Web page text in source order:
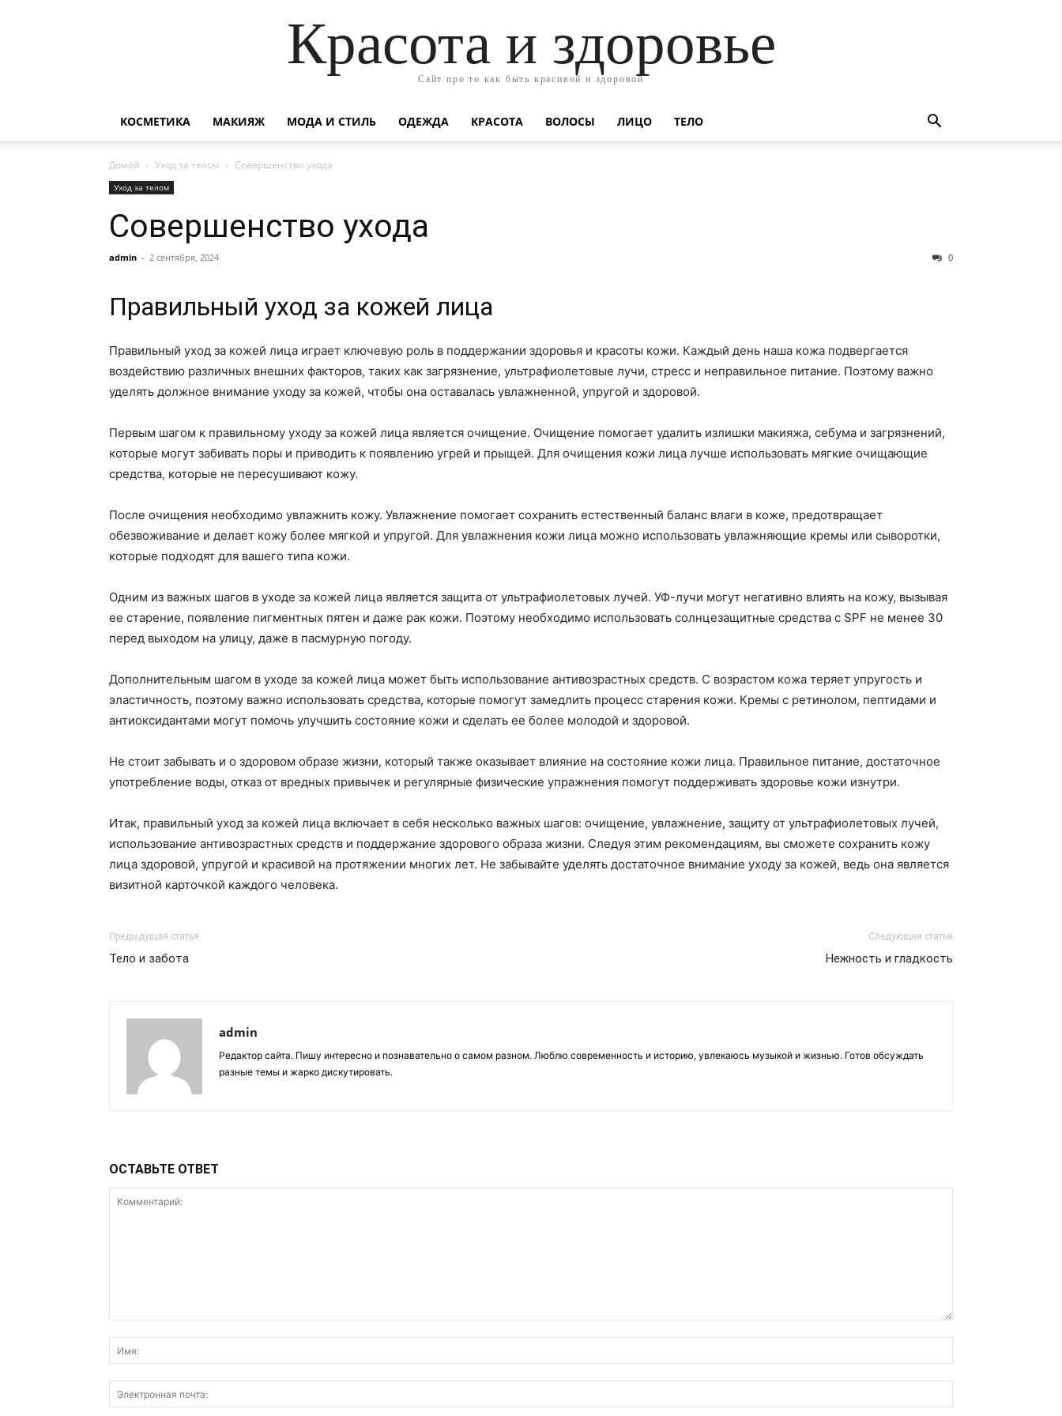
Красота и здоровье
Сайт про то как быть красивой и здоровой
КОСМЕТИКА МАКИЯЖ МОДА И СТИЛЬ ОДЕЖДА КРАСОТА ВОЛОСЫ ЛИЦО ТЕЛО
Домой Уход за телом Совершенство ухода
Уход за телом
Совершенство ухода
admin - 2 сентября, 2024 0
Правильный уход за кожей лица
Правильный уход за кожей лица играет ключевую роль в поддержании здоровья и красоты кожи. Каждый день наша кожа подвергается
воздействию различных внешних факторов, таких как загрязнение, ультрафиолетовые лучи, стресс и неправильное питание. Поэтому важно
уделять должное внимание уходу за кожей, чтобы она оставалась увлажненной, упругой и здоровой.
Первым шагом к правильному уходу за кожей лица является очищение. Очищение помогает удалить излишки макияжа, себума и загрязнений,
которые могут забивать поры и приводить к появлению угрей и прыщей. Для очищения кожи лица лучше использовать мягкие очищающие
средства, которые не пересушивают кожу.
После очищения необходимо увлажнить кожу. Увлажнение помогает сохранить естественный баланс влаги в коже, предотвращает
обезвоживание и делает кожу более мягкой и упругой. Для увлажнения кожи лица можно использовать увлажняющие кремы или сыворотки,
которые подходят для вашего типа кожи.
Одним из важных шагов в уходе за кожей лица является защита от ультрафиолетовых лучей. УФ-лучи могут негативно влиять на кожу, вызывая
ее старение, появление пигментных пятен и даже рак кожи. Поэтому необходимо использовать солнцезащитные средства с SPF не менее 30
перед выходом на улицу, даже в пасмурную погоду.
Дополнительным шагом в уходе за кожей лица может быть использование антивозрастных средств. С возрастом кожа теряет упругость и
эластичность, поэтому важно использовать средства, которые помогут замедлить процесс старения кожи. Кремы с ретинолом, пептидами и
антиоксидантами могут помочь улучшить состояние кожи и сделать ее более молодой и здоровой.
Не стоит забывать и о здоровом образе жизни, который также оказывает влияние на состояние кожи лица. Правильное питание, достаточное
употребление воды, отказ от вредных привычек и регулярные физические упражнения помогут поддерживать здоровье кожи изнутри.
Итак, правильный уход за кожей лица включает в себя несколько важных шагов: очищение, увлажнение, защиту от ультрафиолетовых лучей,
использование антивозрастных средств и поддержание здорового образа жизни. Следуя этим рекомендациям, вы сможете сохранить кожу
лица здоровой, упругой и красивой на протяжении многих лет. Не забывайте уделять достаточное внимание уходу за кожей, ведь она является
визитной карточкой каждого человека.
Предыдущая статья
Тело и забота
Следующая статья
Нежность и гладкость
admin
Редактор сайта. Пишу интересно и познавательно о самом разном. Люблю современность и историю, увлекаюсь музыкой и жизнью. Готов обсуждать
разные темы и жарко дискутировать.
ОСТАВЬТЕ ОТВЕТ